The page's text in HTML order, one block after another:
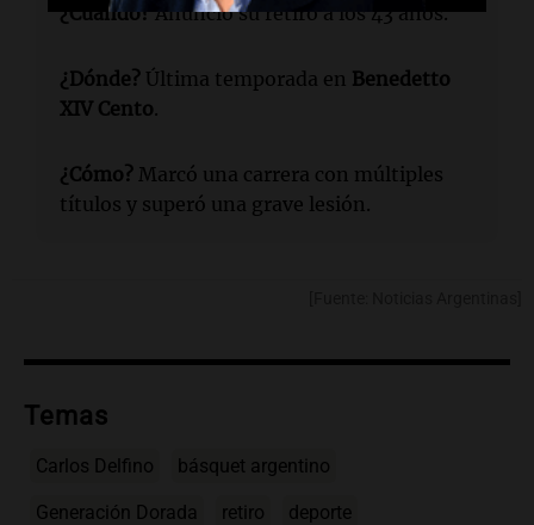
¿Cuándo?Anunció su retiro a los 43 años.
¿Dónde? Última temporada en Benedetto
XIV Cento.
¿Cómo? Marcó una carrera con múltiples
títulos y superó una grave lesión.
Temas
Carlos Delfino básquet argentino
Generación Dorada retiro deporte